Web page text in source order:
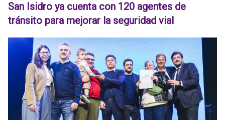
San Isidro ya cuenta con 120 agentes de
tránsito para mejorar la seguridad vial